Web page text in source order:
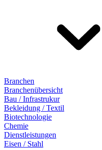
Branchen
Branchenübersicht
Bau / Infrastrukur
Bekleidung / Textil
Biotechnologie
Chemie
Dienstleistungen
Eisen / Stahl